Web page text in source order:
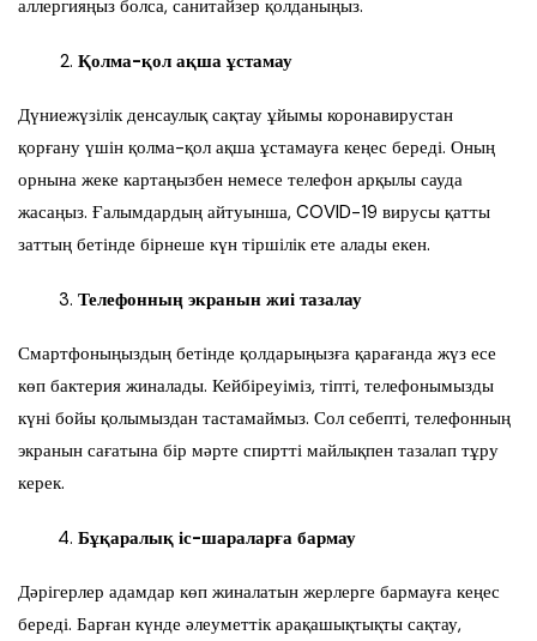
аллергияңыз болса, санитайзер қолданыңыз.
Қолма-қол ақша ұстамау
Дүниежүзілік денсаулық сақтау ұйымы коронавирустан
қорғану үшін қолма-қол ақша ұстамауға кеңес береді. Оның
орнына жеке картаңызбен немесе телефон арқылы сауда
жасаңыз. Ғалымдардың айтуынша, COVID-19 вирусы қатты
заттың бетінде бірнеше күн тіршілік ете алады екен.
Телефонның экранын жиі тазалау
Смартфоныңыздың бетінде қолдарыңызға қарағанда жүз есе
көп бактерия жиналады. Кейбіреуіміз, тіпті, телефонымызды
күні бойы қолымыздан тастамаймыз. Сол себепті, телефонның
экранын сағатына бір мәрте спиртті майлықпен тазалап тұру
керек.
Бұқаралық іс-шараларға бармау
Дәрігерлер адамдар көп жиналатын жерлерге бармауға кеңес
береді. Барған күнде әлеуметтік арақашықтықты сақтау,